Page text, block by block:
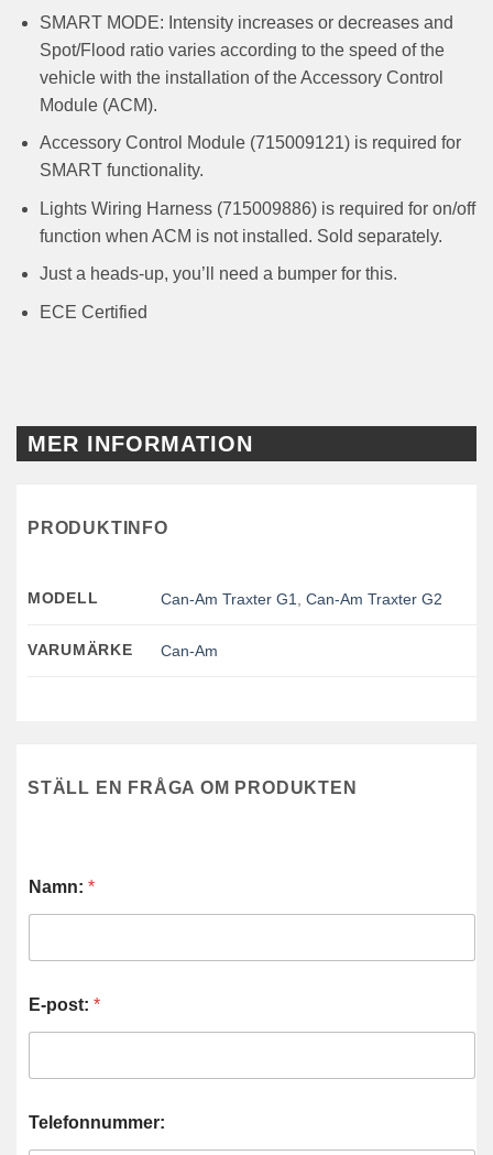
SMART MODE: Intensity increases or decreases and
Spot/Flood ratio varies according to the speed of the
vehicle with the installation of the Accessory Control
Module (ACM).
Accessory Control Module (715009121) is required for
SMART functionality.
Lights Wiring Harness (715009886) is required for on/off
function when ACM is not installed. Sold separately.
Just a heads-up, you’ll need a bumper for this.
ECE Certified
MER INFORMATION
PRODUKTINFO
MODELL Can-Am Traxter G1 ,Can-Am Traxter G2
VARUMÄRKE Can-Am
STÄLL EN FRÅGA OM PRODUKTEN
Namn: *
E-post: *
Telefonnummer: